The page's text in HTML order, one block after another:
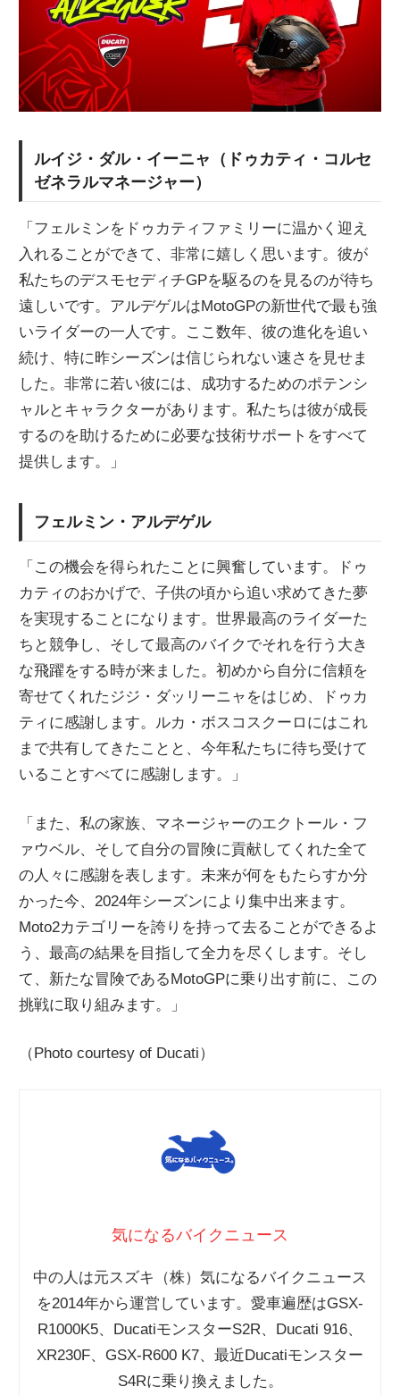
ルイジ・ダル・イーニャ（ドゥカティ・コルセ
ゼネラルマネージャー）
「フェルミンをドゥカティファミリーに温かく迎え
入れることができて、非常に嬉しく思います。彼が
私たちのデスモセディチGPを駆るのを見るのが待ち
遠しいです。アルデゲルはMotoGPの新世代で最も強
いライダーの一人です。ここ数年、彼の進化を追い
続け、特に昨シーズンは信じられない速さを見せま
した。非常に若い彼には、成功するためのポテンシ
ャルとキャラクターがあります。私たちは彼が成長
するのを助けるために必要な技術サポートをすべて
提供します。」
フェルミン・アルデゲル
「この機会を得られたことに興奮しています。ドゥ
カティのおかげで、子供の頃から追い求めてきた夢
を実現することになります。世界最高のライダーた
ちと競争し、そして最高のバイクでそれを行う大き
な飛躍をする時が来ました。初めから自分に信頼を
寄せてくれたジジ・ダッリーニャをはじめ、ドゥカ
ティに感謝します。ルカ・ボスコスクーロにはこれ
まで共有してきたことと、今年私たちに待ち受けて
いることすべてに感謝します。」
「また、私の家族、マネージャーのエクトール・フ
ァウベル、そして自分の冒険に貢献してくれた全て
の人々に感謝を表します。未来が何をもたらすか分
かった今、2024年シーズンにより集中出来ます。
Moto2カテゴリーを誇りを持って去ることができるよ
う、最高の結果を目指して全力を尽くします。そし
て、新たな冒険であるMotoGPに乗り出す前に、この
挑戦に取り組みます。」
（Photo courtesy of Ducati）
気になるバイクニュース
中の人は元スズキ（株）気になるバイクニュース
を2014年から運営しています。愛車遍歴はGSX-
R1000K5、DucatiモンスターS2R、Ducati 916、
XR230F、GSX-R600 K7、最近Ducatiモンスター
S4Rに乗り換えました。